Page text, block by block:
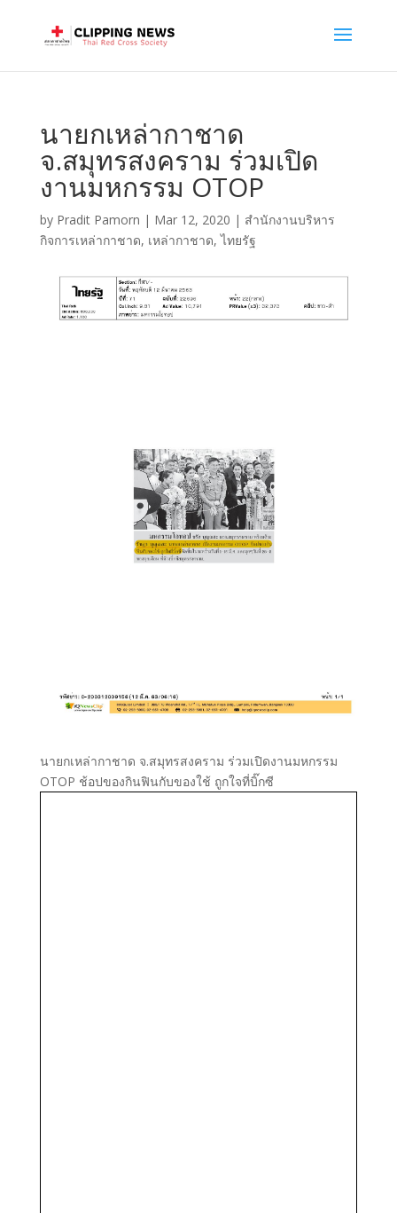
นายกเหล่ากาชาด
จ.สมุทรสงคราม ร่วมเปิด
งานมหกรรม OTOP
by Pradit Pamorn | Mar 12, 2020 | สำนักงานบริหาร
กิจการเหล่ากาชาด, เหล่ากาชาด,ไทยรัฐ
นายกเหล่ากาชาด จ.สมุทรสงคราม ร่วมเปิดงานมหกรรม
OTOP ช้อปของกินฟินกับของใช้ ถูกใจที่บิ๊กซี